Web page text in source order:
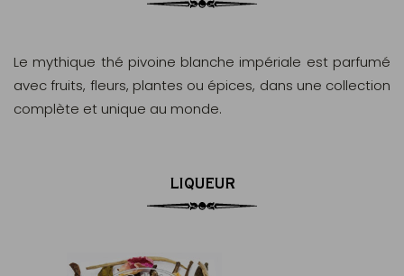
Le mythique thé pivoine blanche impériale est parfumé
avec fruits, fleurs, plantes ou épices, dans une collection
complète et unique au monde.
LIQUEUR